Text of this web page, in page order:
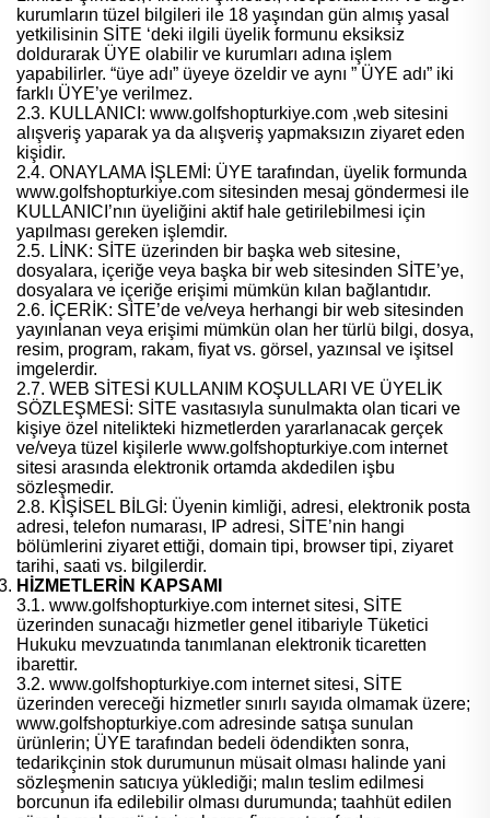
kurumların tüzel bilgileri ile 18 yaşından gün almış yasal
yetkilisinin SİTE ‘deki ilgili üyelik formunu eksiksiz
doldurarak ÜYE olabilir ve kurumları adına işlem
yapabilirler. “üye adı” üyeye özeldir ve aynı ” ÜYE adı” iki
farklı ÜYE’ye verilmez.
2.3. KULLANICI: www.golfshopturkiye.com ,web sitesini
alışveriş yaparak ya da alışveriş yapmaksızın ziyaret eden
kişidir.
2.4. ONAYLAMA İŞLEMİ: ÜYE tarafından, üyelik formunda
www.golfshopturkiye.com sitesinden mesaj göndermesi ile
KULLANICI’nın üyeliğini aktif hale getirilebilmesi için
yapılması gereken işlemdir.
2.5. LİNK: SİTE üzerinden bir başka web sitesine,
dosyalara, içeriğe veya başka bir web sitesinden SİTE’ye,
dosyalara ve içeriğe erişimi mümkün kılan bağlantıdır.
2.6. İÇERİK: SİTE’de ve/veya herhangi bir web sitesinden
yayınlanan veya erişimi mümkün olan her türlü bilgi, dosya,
resim, program, rakam, fiyat vs. görsel, yazınsal ve işitsel
imgelerdir.
2.7. WEB SİTESİ KULLANIM KOŞULLARI VE ÜYELİK
SÖZLEŞMESİ: SİTE vasıtasıyla sunulmakta olan ticari ve
kişiye özel nitelikteki hizmetlerden yararlanacak gerçek
ve/veya tüzel kişilerle www.golfshopturkiye.com internet
sitesi arasında elektronik ortamda akdedilen işbu
sözleşmedir.
2.8. KİŞİSEL BİLGİ: Üyenin kimliği, adresi, elektronik posta
adresi, telefon numarası, IP adresi, SİTE’nin hangi
bölümlerini ziyaret ettiği, domain tipi, browser tipi, ziyaret
tarihi, saati vs. bilgilerdir.
HİZMETLERİN KAPSAMI
3.1. www.golfshopturkiye.com internet sitesi, SİTE
üzerinden sunacağı hizmetler genel itibariyle Tüketici
Hukuku mevzuatında tanımlanan elektronik ticaretten
ibarettir.
3.2. www.golfshopturkiye.com internet sitesi, SİTE
üzerinden vereceği hizmetler sınırlı sayıda olmamak üzere;
www.golfshopturkiye.com adresinde satışa sunulan
ürünlerin; ÜYE tarafından bedeli ödendikten sonra,
tedarikçinin stok durumunun müsait olması halinde yani
sözleşmenin satıcıya yüklediği; malın teslim edilmesi
borcunun ifa edilebilir olması durumunda; taahhüt edilen